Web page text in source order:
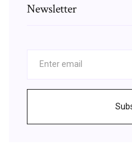
Newsletter